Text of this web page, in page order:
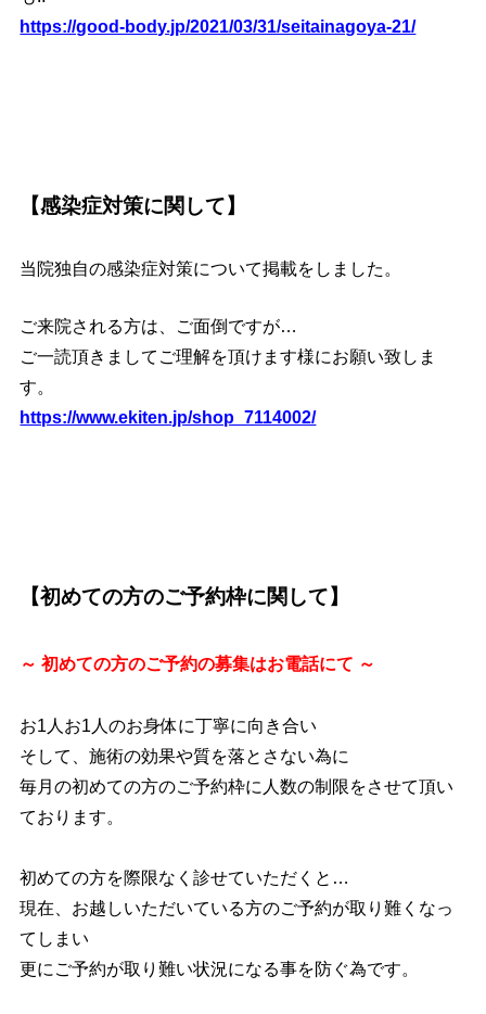
https://good-body.jp/2021/03/31/seitainagoya-21/
【感染症対策に関して】
当院独自の感染症対策について掲載をしました。
ご来院される方は、ご面倒ですが…
ご一読頂きましてご理解を頂けます様にお願い致しま
す。
https://www.ekiten.jp/shop_7114002/
【初めての方のご予約枠に関して】
～ 初めての方のご予約の募集はお電話にて ～
お1人お1人のお身体に丁寧に向き合い
そして、施術の効果や質を落とさない為に
毎月の初めての方のご予約枠に人数の制限をさせて頂い
ております。
初めての方を際限なく診せていただくと…
現在、お越しいただいている方のご予約が取り難くなっ
てしまい
更にご予約が取り難い状況になる事を防ぐ為です。